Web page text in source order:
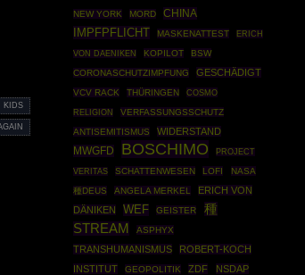
KIDS
NEW YORK MORD CHINA
IMPFPFLICHT MASKENATTEST ERICH
VON DAENIKEN KOPILOT
BSW
CORONASCHUTZIMPFUNG
GESCHÄDIGT
VCV RACK THÜRINGEN COSMO
RELIGION
VERFASSUNGSSCHUTZ
ANTISEMITISMUS
WIDERSTAND
MWGFD BOSCHIMO PROJECT
VERITAS SCHATTENWESEN LOFI
NASA
種DEUS
ANGELA MERKEL
ERICH VON
DÄNIKEN
WEF GEISTER
種
STREAM
ASPHYX
TRANSHUMANISMUS
ROBERT-KOCH
INSTITUT
GEOPOLITIK ZDF NSDAP